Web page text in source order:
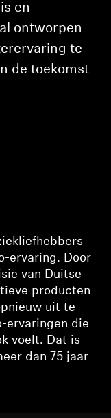
en
ontworpen
te
de toekomst
ervaring. Door
van Duitse
producten
uit te
ervaringen die
voelt. Dat is
dan 75 jaar